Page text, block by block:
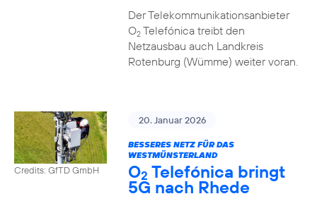
Der Telekommunikationsanbieter
O2Telefónica treibt den
Netzausbau auch Landkreis
Rotenburg (Wümme) weiter voran.
Credits: GfTD GmbH
20. Januar 2026
BESSERES NETZ FÜR DAS
WESTMÜNSTERLAND
O2 Telefónica bringt
5G nach Rhede